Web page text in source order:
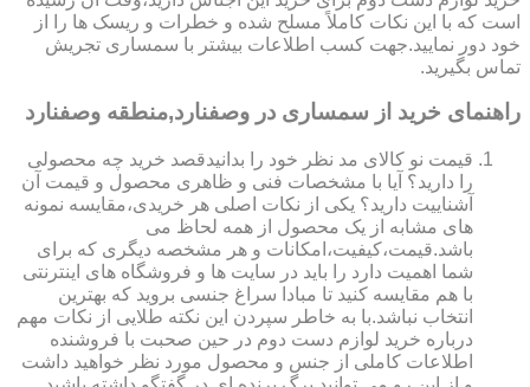
است که با این نکات کاملاً مسلح شده و خطرات و ریسک ها را از
خود دور نمایید.جهت کسب اطلاعات بیشتر با سمساری تجریش
تماس بگیرید.
راهنمای خرید از سمساری در وصفنارد,منطقه وصفنارد
قیمت نو کالای مد نظر خود را بدانیدقصد خرید چه محصولی
را دارید؟ آیا با مشخصات فنی و ظاهری محصول و قیمت آن
آشناییت دارید؟ یکی از نکات اصلی هر خریدی،مقایسه نمونه
های مشابه از یک محصول از همه لحاظ می
باشد.قیمت،کیفیت،امکانات و هر مشخصه دیگری که برای
شما اهمیت دارد را باید در سایت ها و فروشگاه های اینترنتی
با هم مقایسه کنید تا مبادا سراغ جنسی بروید که بهترین
انتخاب نباشد.با به خاطر سپردن این نکته طلایی از نکات مهم
درباره خرید لوازم دست دوم در حین صحبت با فروشنده
اطلاعات کاملی از جنس و محصول مورد نظر خواهید داشت